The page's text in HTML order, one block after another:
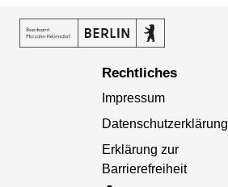
Rechtliches
Impressum
Datenschutzerklärung
Erklärung zur
Barrierefreiheit